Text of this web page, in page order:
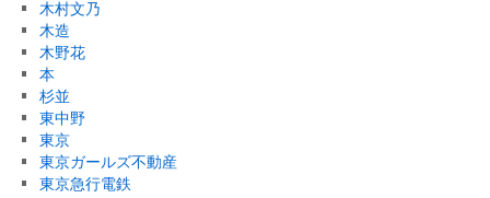
木村文乃
木造
木野花
本
杉並
東中野
東京
東京ガールズ不動産
東京急行電鉄